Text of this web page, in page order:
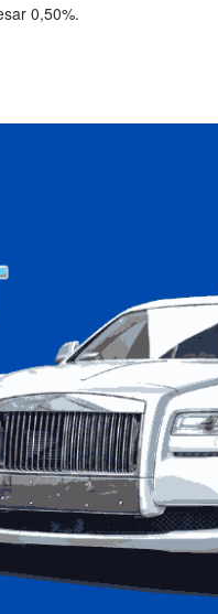
0,50%.